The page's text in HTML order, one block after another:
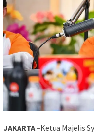
JAKARTA –Ketua Majelis